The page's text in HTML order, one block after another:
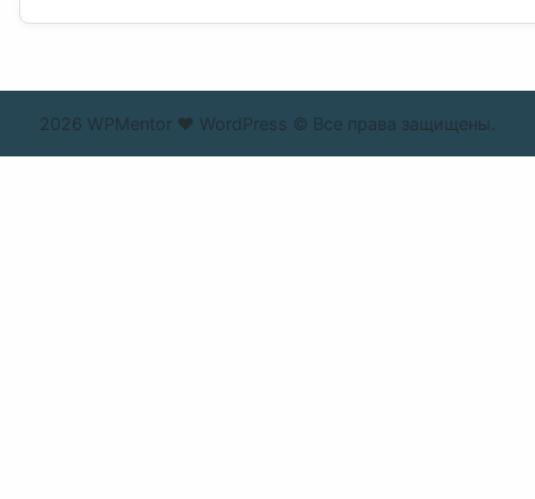
2026 WPMentor ❤ WordPress © Все права защищены.